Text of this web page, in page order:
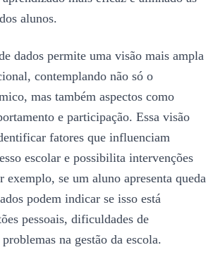
alunos.
dados permite uma visão mais ampla
contemplando não só o
mas também aspectos como
e participação. Essa visão
fatores que influenciam
escolar e possibilita intervenções
exemplo, se um aluno apresenta queda
podem indicar se isso está
pessoais, dificuldades de
na gestão da escola.